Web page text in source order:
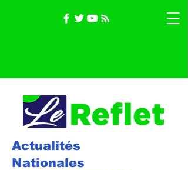
Actualités
Nationales